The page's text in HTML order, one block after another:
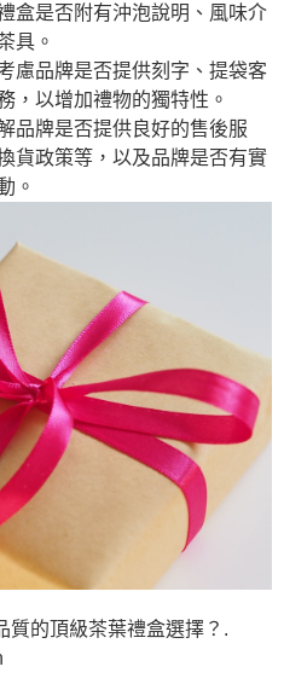
盒是否附有沖泡說明、風味介
具。
考慮品牌是否提供刻字、提袋客
，以增加禮物的獨特性。
品牌是否提供良好的售後服
貨政策等，以及品牌是否有實
。
質的頂級茶葉禮盒選擇？.